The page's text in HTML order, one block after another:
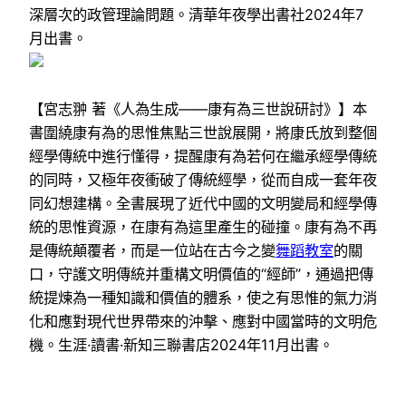
深層次的政管理論問題。清華年夜學出書社2024年7
月出書。
【宮志翀 著《人為生成——康有為三世說研討》】本
書圍繞康有為的思惟焦點三世說展開，將康氏放到整個
經學傳統中進行懂得，提醒康有為若何在繼承經學傳統
的同時，又極年夜衝破了傳統經學，從而自成一套年夜
同幻想建構。全書展現了近代中國的文明變局和經學傳
統的思惟資源，在康有為這里產生的碰撞。康有為不再
是傳統顛覆者，而是一位站在古今之變舞蹈教室的關
口，守護文明傳統并重構文明價值的“經師”，通過把傳
統提煉為一種知識和價值的體系，使之有思惟的氣力消
化和應對現代世界帶來的沖擊、應對中國當時的文明危
機。生涯·讀書·新知三聯書店2024年11月出書。